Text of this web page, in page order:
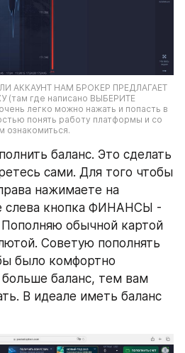
АККАУНТ НАМ БРОКЕР ПРЕДЛАГАЕТ
(там где написано ВЫБЕРИТЕ
легко можно нажать и попасть в
понять работу платформы и со
ознакомиться.
баланс. Это сделать
сами. Для того чтобы
нажимаете на
кнопка ФИНАНСЫ -
обычной картой
Советую пополнять
было комфортно
баланс, тем вам
В идеале иметь баланс